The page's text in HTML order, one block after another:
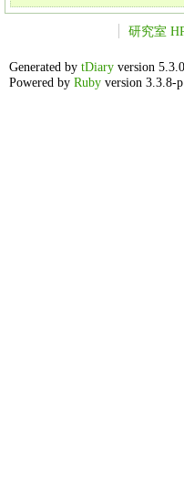
研究室
Generated by tDiary version 5.3.0
Powered by Ruby version 3.3.8-